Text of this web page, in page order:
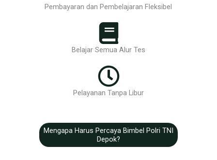
Pembayaran dan Pembelajaran Fleksibel
Belajar Semua Alur Tes
Pelayanan Tanpa Libur
Mengapa Harus Percaya Bimbel Polri TNI
Depok?